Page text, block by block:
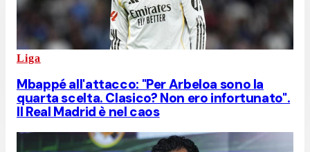
Liga
Mbappé all'attacco: "Per Arbeloa sono la
quarta scelta. Clasico? Non ero infortunato".
Il Real Madrid è nel caos